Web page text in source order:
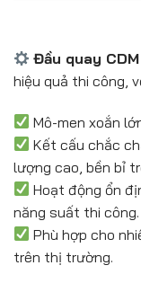
Đầu quay CDM
hiệu quả thi công,
Mô-men xoắn
Kết cấu chắc
lượng cao, bền bỉ
Hoạt động ổn
năng suất thi công.
Phù hợp cho
trên thị trường.